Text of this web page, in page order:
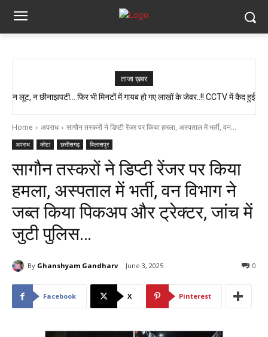
ताजा ख़बर
स्वास्थ्य मंत्री श्याम बिहारी जायसवाल का बड़ा बयान, कहा- प्रदेश में कोई भी झोलाछाप
न लूट, न छीनाझपटी… फिर भी मिनटों में गायब हो गए लाखों के जेवर..!! CCTV में कैद हुई
Home अपराध सागौन तस्करों ने डिप्टी रेंजर पर किया हमला, अस्पताल में भर्ती, वन...
अपराध कोटा छत्तीसगढ़ बिलासपुर
सागौन तस्करों ने डिप्टी रेंजर पर किया
हमला, अस्पताल में भर्ती, वन विभाग ने
जब्त किया पिकअप और ट्रेक्टर, जांच में
जुटी पुलिस…
By Ghanshyam Gandharv June 3, 2025 0
Facebook X Pinterest